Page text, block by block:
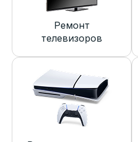
Ремонт
телевизоров